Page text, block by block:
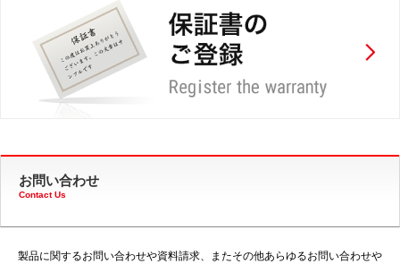
お問い合わせ
Contact Us
製品に関するお問い合わせや資料請求、またその他あらゆるお問い合わせや